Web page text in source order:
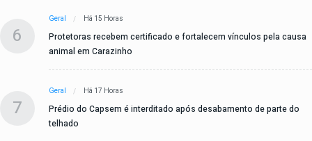
6
Geral Há 15 Horas
Protetoras recebem certificado e fortalecem vínculos pela causa
animal em Carazinho
7
Geral Há 17 Horas
Prédio do Capsem é interditado após desabamento de parte do
telhado